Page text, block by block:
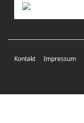
Kontakt Impressum